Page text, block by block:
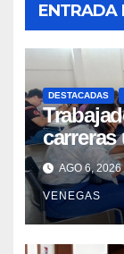
ENTRADA
DESTACADAS
carreras
AGO 6, 2026
VENEGAS